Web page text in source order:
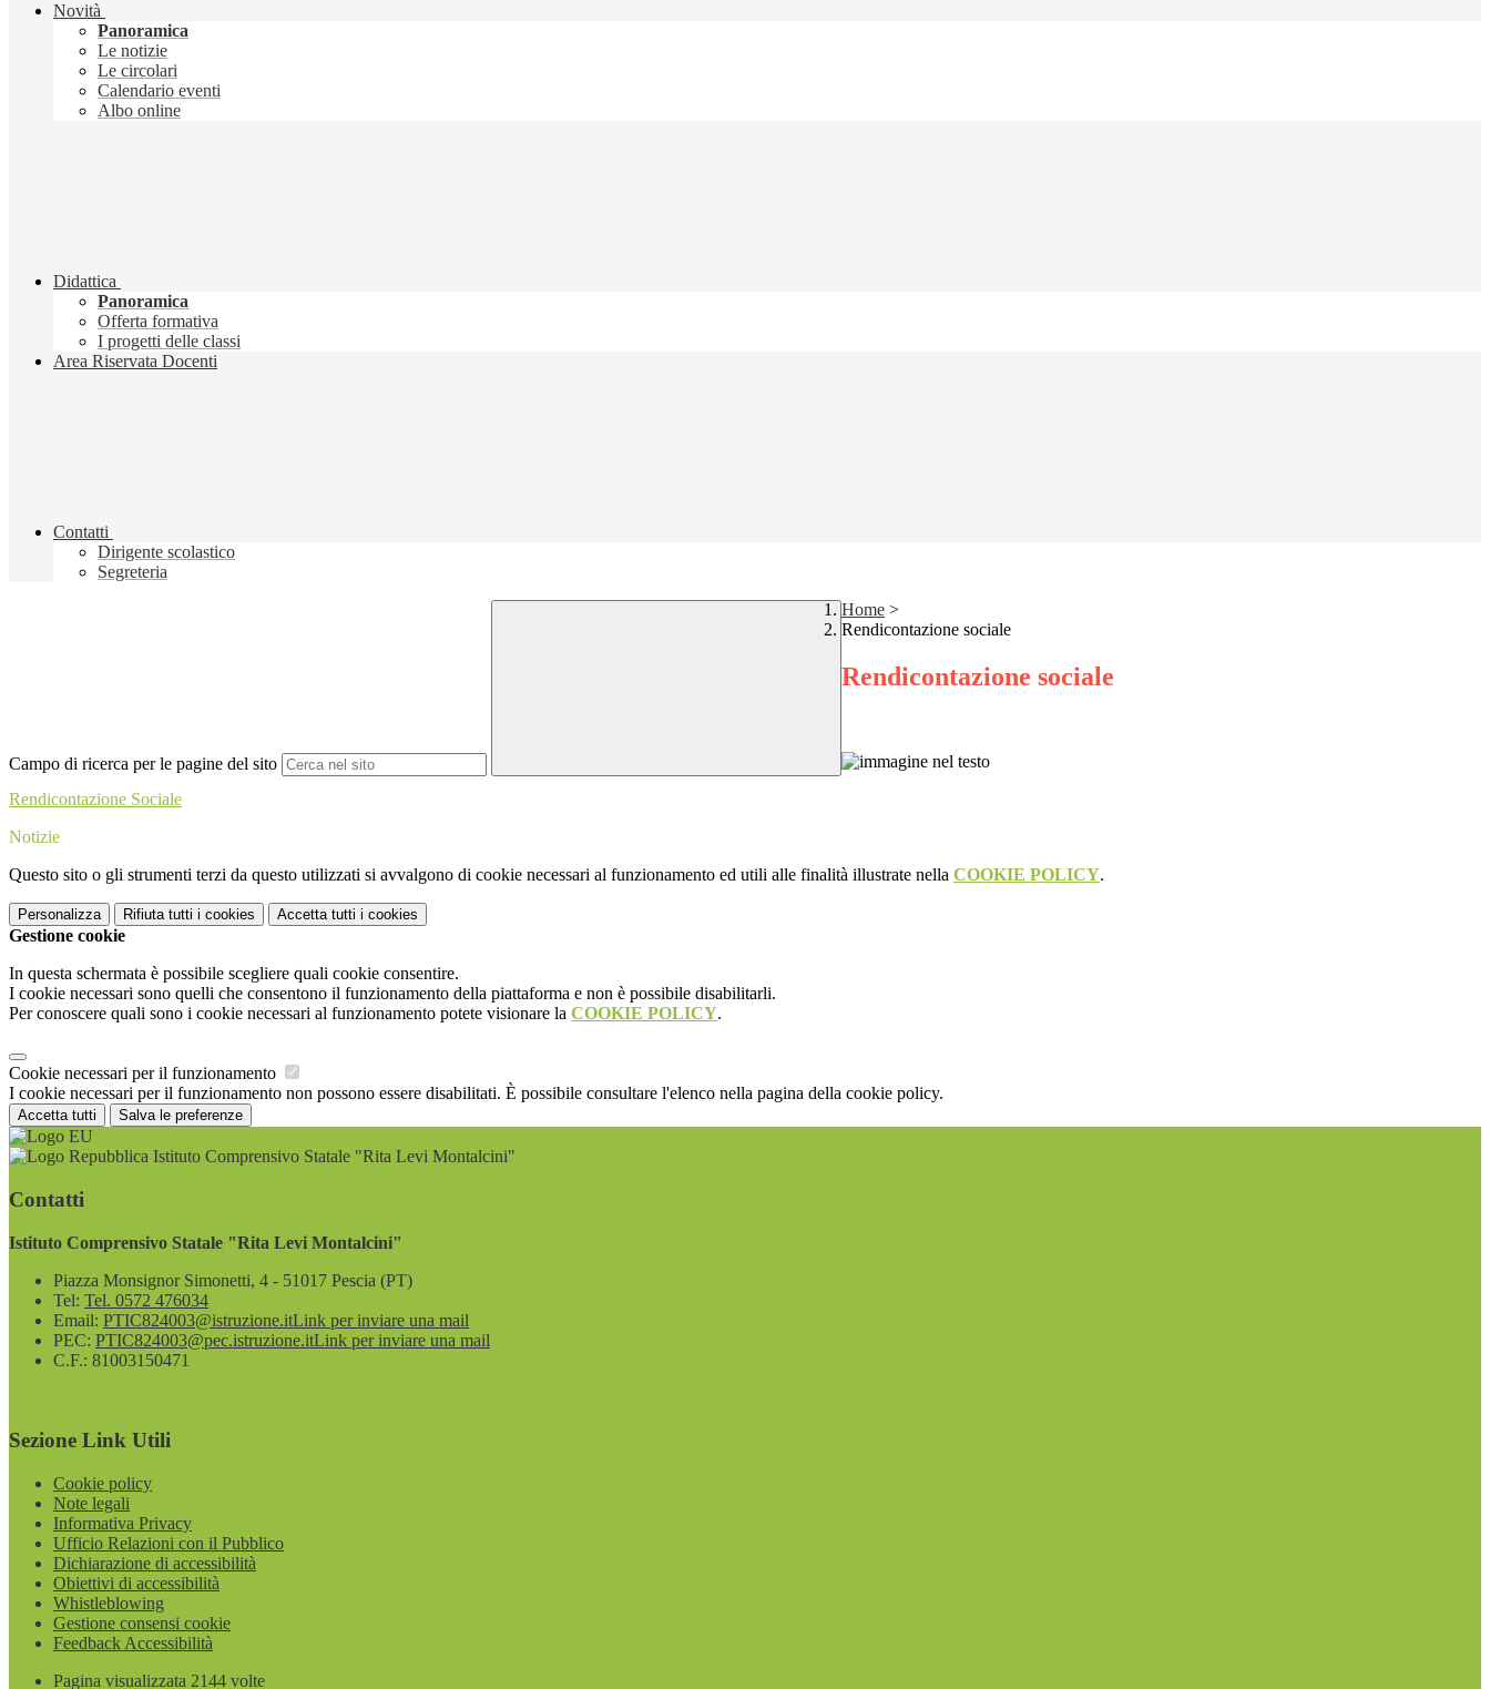
Novità
Panoramica
Le notizie
Le circolari
Calendario eventi
Albo online
Didattica
Panoramica
Offerta formativa
I progetti delle classi
Area Riservata Docenti
Contatti
Dirigente scolastico
Segreteria
Campo di ricerca per le pagine del sito
Home >
Rendicontazione sociale
Rendicontazione sociale
Rendicontazione Sociale
Notizie
Questo sito o gli strumenti terzi da questo utilizzati si avvalgono di cookie necessari al funzionamento ed utili alle finalità illustrate nella COOKIE POLICY.
Personalizza Rifiuta tutti i cookies Accetta tutti i cookies
Gestione cookie
In questa schermata è possibile scegliere quali cookie consentire.
I cookie necessari sono quelli che consentono il funzionamento della piattaforma e non è possibile disabilitarli.
Per conoscere quali sono i cookie necessari al funzionamento potete visionare la COOKIE POLICY.
Cookie necessari per il funzionamento
I cookie necessari per il funzionamento non possono essere disabilitati. È possibile consultare l'elenco nella pagina della cookie policy.
Accetta tutti Salva le preferenze
Istituto Comprensivo Statale "Rita Levi Montalcini"
Contatti
Istituto Comprensivo Statale "Rita Levi Montalcini"
Piazza Monsignor Simonetti, 4 - 51017 Pescia (PT)
Tel: Tel. 0572 476034
Email: PTIC824003@istruzione.itLink per inviare una mail
PEC: PTIC824003@pec.istruzione.itLink per inviare una mail
C.F.: 81003150471
Sezione Link Utili
Cookie policy
Note legali
Informativa Privacy
Ufficio Relazioni con il Pubblico
Dichiarazione di accessibilità
Obiettivi di accessibilità
Whistleblowing
Gestione consensi cookie
Feedback Accessibilità
Pagina visualizzata 2144 volte